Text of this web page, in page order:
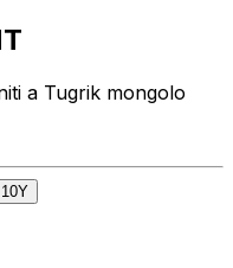
a Tugrik mongolo
10Y